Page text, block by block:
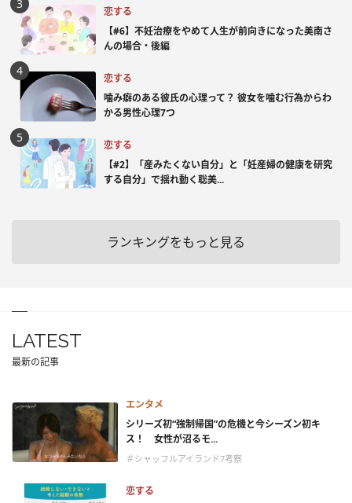
恋する
【#6】不妊治療をやめて人生が前向きになった美南さ
んの場合・後編
恋する
噛み癖のある彼氏の心理って？ 彼女を噛む行為からわ
かる男性心理7つ
恋する
【#2】「産みたくない自分」と「妊産婦の健康を研究
する自分」で揺れ動く聡美...
ランキングをもっと見る
LATEST
最新の記事
エンタメ
シリーズ初“強制帰国”の危機と今シーズン初キ
ス！ 女性が沼るモ...
＃シャッフルアイランド7考察
恋する